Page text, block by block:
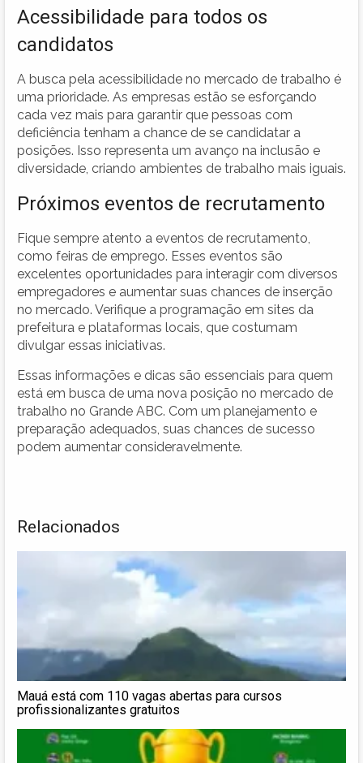
Acessibilidade para todos os
candidatos
A busca pela acessibilidade no mercado de trabalho é
uma prioridade. As empresas estão se esforçando
cada vez mais para garantir que pessoas com
deficiência tenham a chance de se candidatar a
posições. Isso representa um avanço na inclusão e
diversidade, criando ambientes de trabalho mais iguais.
Próximos eventos de recrutamento
Fique sempre atento a eventos de recrutamento,
como feiras de emprego. Esses eventos são
excelentes oportunidades para interagir com diversos
empregadores e aumentar suas chances de inserção
no mercado. Verifique a programação em sites da
prefeitura e plataformas locais, que costumam
divulgar essas iniciativas.
Essas informações e dicas são essenciais para quem
está em busca de uma nova posição no mercado de
trabalho no Grande ABC. Com um planejamento e
preparação adequados, suas chances de sucesso
podem aumentar consideravelmente.
Relacionados
Mauá está com 110 vagas abertas para cursos
profissionalizantes gratuitos